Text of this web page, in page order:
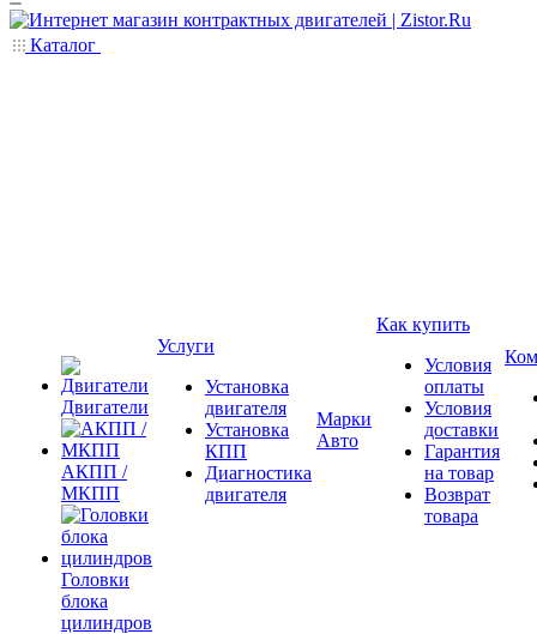
Каталог
Двигатели
АКПП /
МКПП
Головки
блока
цилиндров
Услуги
Установка
двигателя
Установка
КПП
Диагностика
двигателя
Марки
Авто
Как купить
Условия
оплаты
Условия
доставки
Гарантия
на товар
Возврат
товара